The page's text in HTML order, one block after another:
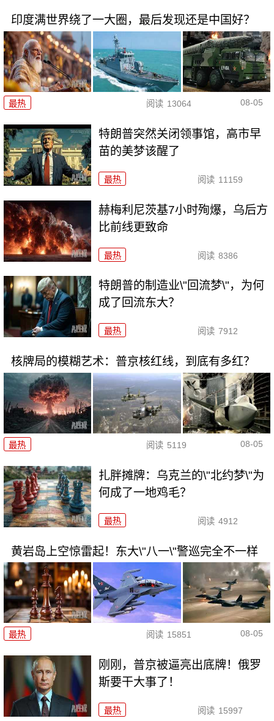
印度满世界绕了一大圈，最后发现还是中国好？
最热 阅读 13064 08-05
特朗普突然关闭领事馆，高市早
苗的美梦该醒了
最热 阅读 11159
赫梅利尼茨基7小时殉爆，乌后方
比前线更致命
最热 阅读 8386
特朗普的制造业\"回流梦\"，为何
成了回流东大？
最热 阅读 7912
核牌局的模糊艺术：普京核红线，到底有多红？
最热 阅读 5119 08-05
扎胖摊牌：乌克兰的\"北约梦\"为
何成了一地鸡毛？
最热 阅读 4912
黄岩岛上空惊雷起！东大\"八一\"警巡完全不一样
最热 阅读 15851 08-05
刚刚，普京被逼亮出底牌！俄罗
斯要干大事了！
最热 阅读 15997